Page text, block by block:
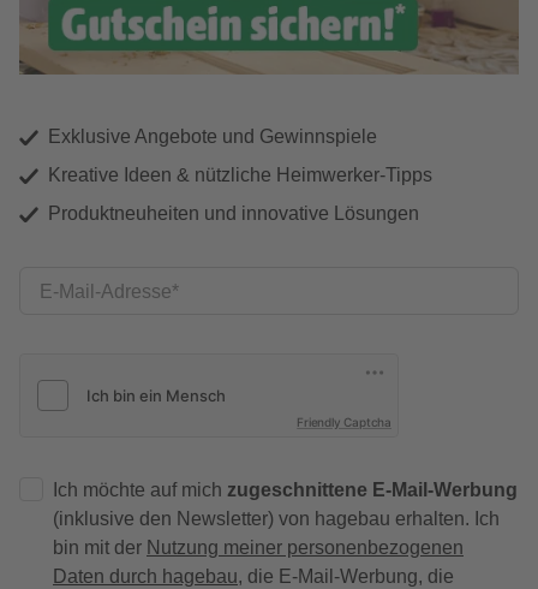
Exklusive Angebote und Gewinnspiele
Kreative Ideen & nützliche Heimwerker-Tipps
Produktneuheiten und innovative Lösungen
E-Mail-Adresse
Friendly Captcha
Ich möchte auf mich zugeschnittene E-Mail-Werbung
(inklusive den Newsletter) von hagebau erhalten. Ich
bin mit der Nutzung meiner personenbezogenen
Daten durch hagebau, die E-Mail-Werbung, die